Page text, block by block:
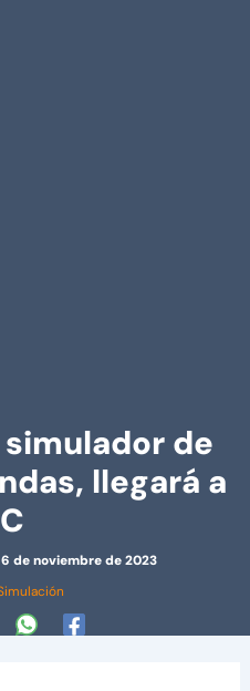
de
llegará a
6 de noviembre de 2023